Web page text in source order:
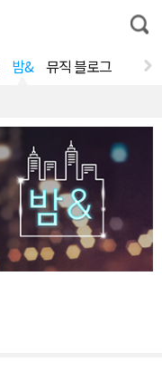
통
합
밤& 뮤직 블로그